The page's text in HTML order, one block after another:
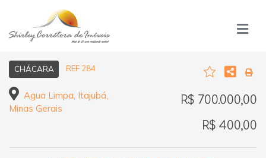
CHÁCARA REF 284
Agua Limpa, Itajubá,
Minas Gerais
R$ 700.000,00
R$ 400,00